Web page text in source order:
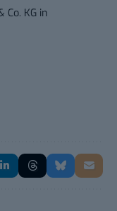
Co. KG in